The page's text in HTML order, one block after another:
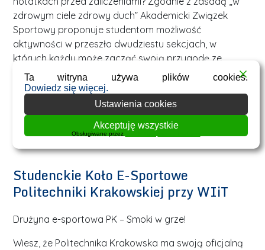
zdrowym ciele zdrowy duch” Akademicki Związek
Sportowy proponuje studentom możliwość
aktywności w przeszło dwudziestu sekcjach, w
których każdy może zacząć swoją przygodę ze
sportem oraz rekreacyjnie rozwijać swoją pasję.
Osoby łączące wyczynowe treningi wraz z nauką
również znajdą tutaj swoje miejsce – reprezentując
Politechnikę na zawodach.
https://www.azs-pk.pl/
Studenckie Koło E-Sportowe
Politechniki Krakowskiej przy WIiT
Drużyna e-sportowa PK – Smoki w grze!
Wiesz, że Politechnika Krakowska ma swoją oficjalną
Ta witryna używa plików cookies.
Dowiedz się więcej.
Ustawienia cookies
Akceptuję wszystkie
Obsługiwane przez